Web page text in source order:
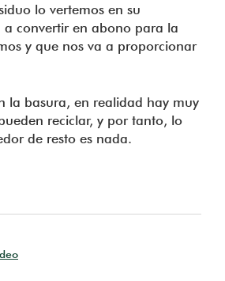
lo vertemos en su
a convertir en abono para la
y que nos va a proporcionar
la basura, en realidad hay muy
reciclar, y por tanto, lo
de resto es nada.